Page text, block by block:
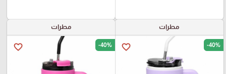
مطرات
favorite_border -40%
مطرات
favorite_border -40%